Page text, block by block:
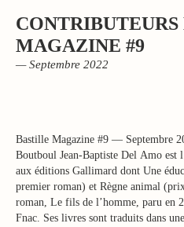
MAGAZINE #9
— Septembre 2022
Bastille Magazine #9 — Septembre
Boutboul Jean-Baptiste Del Amo est
aux éditions Gallimard dont Une
premier roman) et Règne animal
roman, Le fils de l’homme, paru en
Fnac. Ses livres sont traduits dans